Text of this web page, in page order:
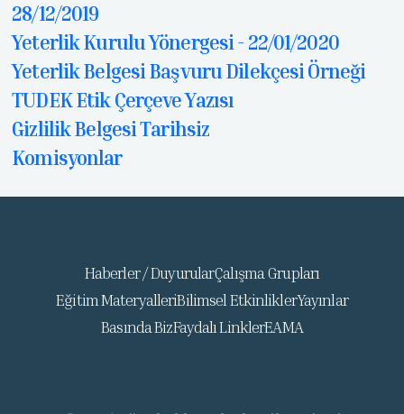
28/12/2019
Yeterlik Kurulu Yönergesi - 22/01/2020
Yeterlik Belgesi Başvuru Dilekçesi Örneği
TUDEK Etik Çerçeve Yazısı
Gizlilik Belgesi Tarihsiz
Komisyonlar
Haberler / DuyurularÇalışma Grupları
Eğitim MateryalleriBilimsel EtkinliklerYayınlar
Basında BizFaydalı LinklerEAMA